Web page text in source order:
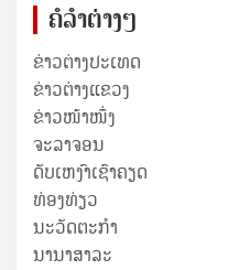
ຄໍລຳຕ່າງໆ
ຂ່າວຕ່າງປະເທດ
ຂ່າວ​ຕ່າງ​ແຂວງ
ຂ່າວໜ້າໜຶ່ງ
ຈະລາຈອນ
ດັບເຫງົາເຊົາຄຽດ
ທ່ອງທ່ຽວ
ນະວັດຕະກໍາ
ນານາສາລະ